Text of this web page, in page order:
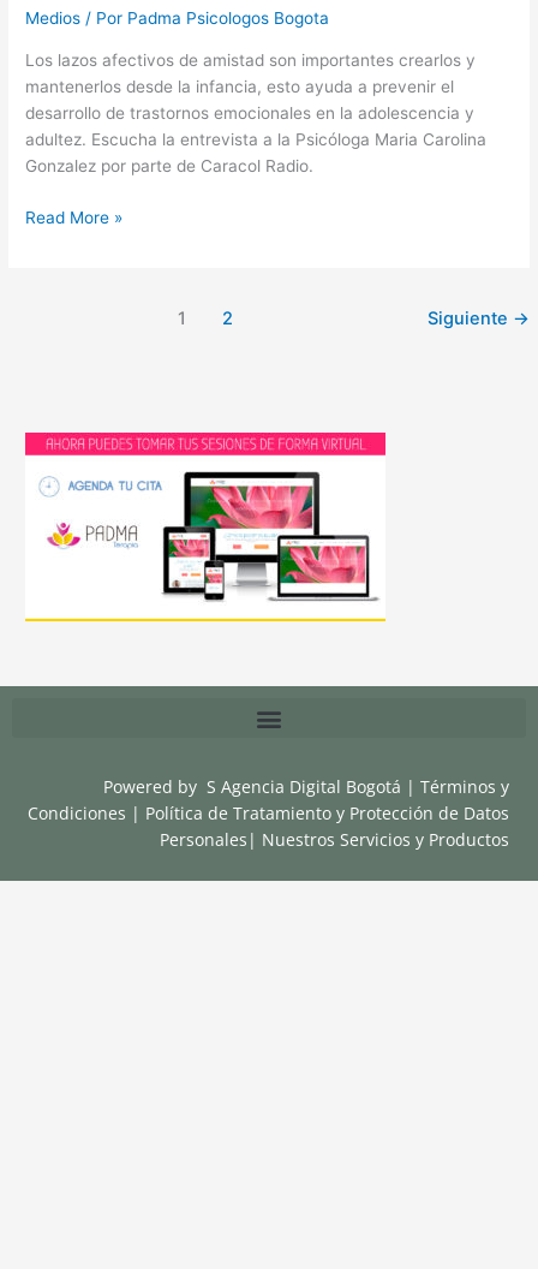
Medios / Por Padma Psicologos Bogota
Los lazos afectivos de amistad son importantes crearlos y
mantenerlos desde la infancia, esto ayuda a prevenir el
desarrollo de trastornos emocionales en la adolescencia y
adultez. Escucha la entrevista a la Psicóloga Maria Carolina
Gonzalez por parte de Caracol Radio.
Read More »
1 2 Siguiente →
Powered by S Agencia Digital Bogotá |Términos y
Condiciones | Política de Tratamiento y Protección de Datos
Personales | Nuestros Servicios y Productos